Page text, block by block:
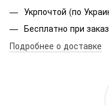
Укрпочтой (по
Бесплатно при
Подробнее о доставке